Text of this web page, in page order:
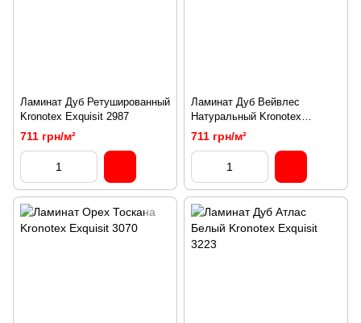
Ламинат Дуб Ретушированный
Kronotex Exquisit 2987
711 грн/м²
Ламинат Дуб Вейвлес
Натуральный Kronotex
Exquisit 3004
711 грн/м²